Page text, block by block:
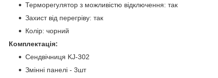
Терморегулятор з можливістю відключення: так
Захист від перегріву: так
Колір: чорний
Комплектація:
Сендвічниця KJ-302
Змінні панелі - 3шт